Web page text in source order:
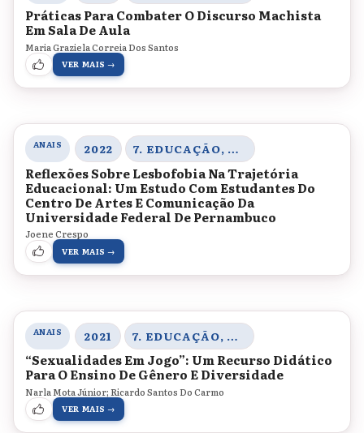
Práticas Para Combater O Discurso Machista
Em Sala De Aula
Maria Graziela Correia Dos Santos
VER MAIS →
ANAIS 2022 7. EDUCAÇÃO, CORPO E GÊNERO
Reflexões Sobre Lesbofobia Na Trajetória
Educacional: Um Estudo Com Estudantes Do
Centro De Artes E Comunicação Da
Universidade Federal De Pernambuco
Joene Crespo
VER MAIS →
ANAIS 2021 7. EDUCAÇÃO, CORPO E GÊNERO
“Sexualidades Em Jogo”: Um Recurso Didático
Para O Ensino De Gênero E Diversidade
Narla Mota Júnior; Ricardo Santos Do Carmo
VER MAIS →